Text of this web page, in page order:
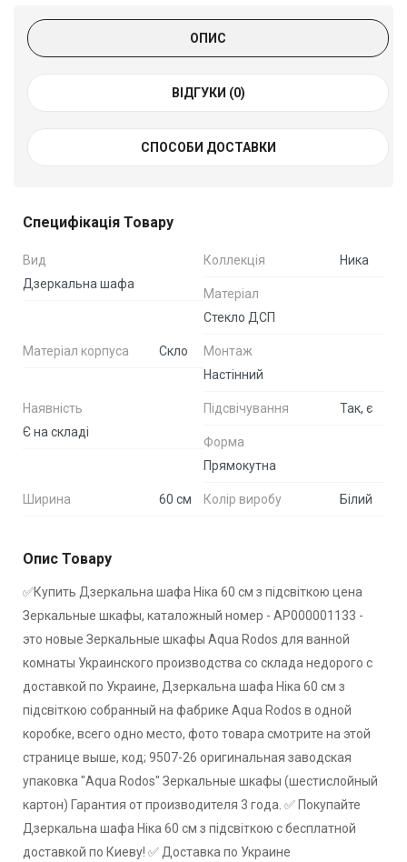
ОПИС
ВІДГУКИ (0)
СПОСОБИ ДОСТАВКИ
Специфікація Товару
Вид
Дзеркальна шафа
Коллекція Ника
Матеріал
Стекло ДСП
Матеріал корпуса Скло
Монтаж
Настінний
Наявність
Є на складі
Підсвічування Так, є
Форма
Прямокутна
Ширина 60 см Колір виробу Білий
Опис Товару
✅Купить Дзеркальна шафа Ніка 60 см з підсвіткою цена
Зеркальные шкафы, каталожный номер - АР000001133 -
это новые Зеркальные шкафы Aqua Rodos для ванной
комнаты Украинского производства со склада недорого с
доставкой по Украине, Дзеркальна шафа Ніка 60 см з
підсвіткою собранный на фабрике Aqua Rodos в одной
коробке, всего одно место, фото товара смотрите на этой
странице выше, код; 9507-26 оригинальная заводская
упаковка "Aqua Rodos" Зеркальные шкафы (шестислойный
картон) Гарантия от производителя 3 года. ✅ Покупайте
Дзеркальна шафа Ніка 60 см з підсвіткою с бесплатной
доставкой по Киеву! ✅ Доставка по Украине